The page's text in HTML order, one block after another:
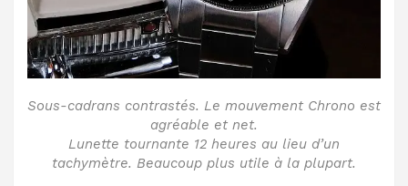
Sous-cadrans contrastés. Le mouvement Chrono est
agréable et net.
Lunette tournante 12 heures au lieu d’un
tachymètre. Beaucoup plus utile à la plupart.